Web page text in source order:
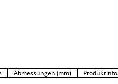
Abmessungen (mm)